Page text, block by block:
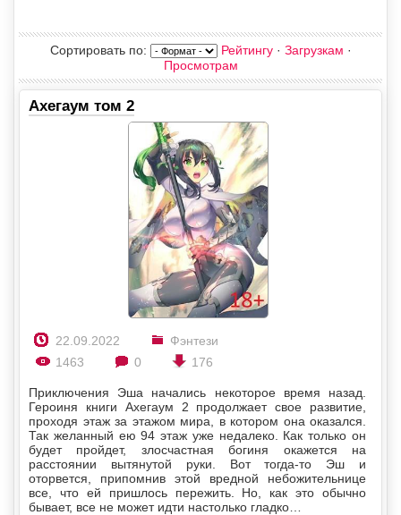
Сортировать по: Рейтингу· Загрузкам ·
Просмотрам
Ахегаум том 2
22.09.2022
Фэнтези
1463
0 176
Приключения Эша начались некоторое время назад.
Героиня книги Ахегаум 2 продолжает свое развитие,
проходя этаж за этажом мира, в котором она оказался.
Так желанный ею 94 этаж уже недалеко. Как только он
будет пройдет, злосчастная богиня окажется на
расстоянии вытянутой руки. Вот тогда-то Эш и
оторвется, припомнив этой вредной небожительнице
все, что ей пришлось пережить. Но, как это обычно
бывает, все не может идти настолько гладко…